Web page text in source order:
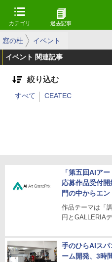
カテゴリ 過去記事
窓の杜 イベント
イベント 関連記事
絞り込む
すべて CEATEC
「第五回AIア
応募作品受付
門の中からエ
作品テーマは「
円とGALLERIA
手のひらAIス
ーム開発、3時